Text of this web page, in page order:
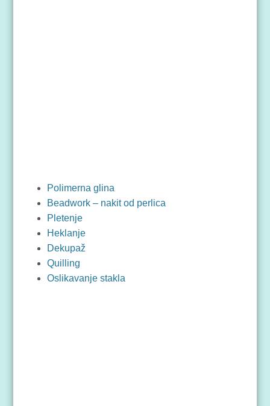
Polimerna glina
Beadwork – nakit od perlica
Pletenje
Heklanje
Dekupaž
Quilling
Oslikavanje stakla